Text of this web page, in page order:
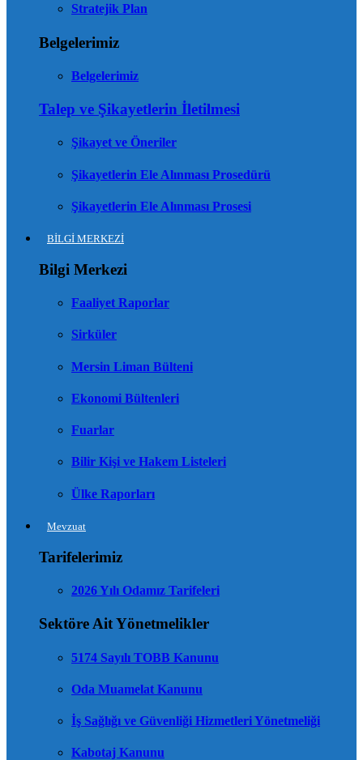
Stratejik Plan
Belgelerimiz
Belgelerimiz
Talep ve Şikayetlerin İletilmesi
Şikayet ve Öneriler
Şikayetlerin Ele Alınması Prosedürü
Şikayetlerin Ele Alınması Prosesi
BİLGİ MERKEZİ
Bilgi Merkezi
Faaliyet Raporlar
Sirküler
Mersin Liman Bülteni
Ekonomi Bültenleri
Fuarlar
Bilir Kişi ve Hakem Listeleri
Ülke Raporları
Mevzuat
Tarifelerimiz
2026 Yılı Odamız Tarifeleri
Sektöre Ait Yönetmelikler
5174 Sayılı TOBB Kanunu
Oda Muamelat Kanunu
İş Sağlığı ve Güvenliği Hizmetleri Yönetmeliği
Kabotaj Kanunu